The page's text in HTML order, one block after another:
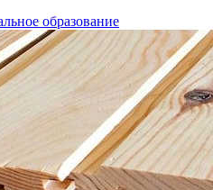
образование